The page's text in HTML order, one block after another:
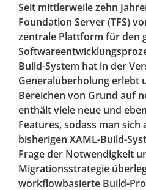
Seit mittlerweile zehn
Foundation Server (TFS)
zentrale Plattform für den
Build-System hat in der
Generalüberholung erlebt
Bereichen von Grund auf
enthält viele neue und
Features, sodass man sich
bisherigen XAML-Build-
Frage der Notwendigkeit
Migrationsstrategie
workflowbasierte Build-